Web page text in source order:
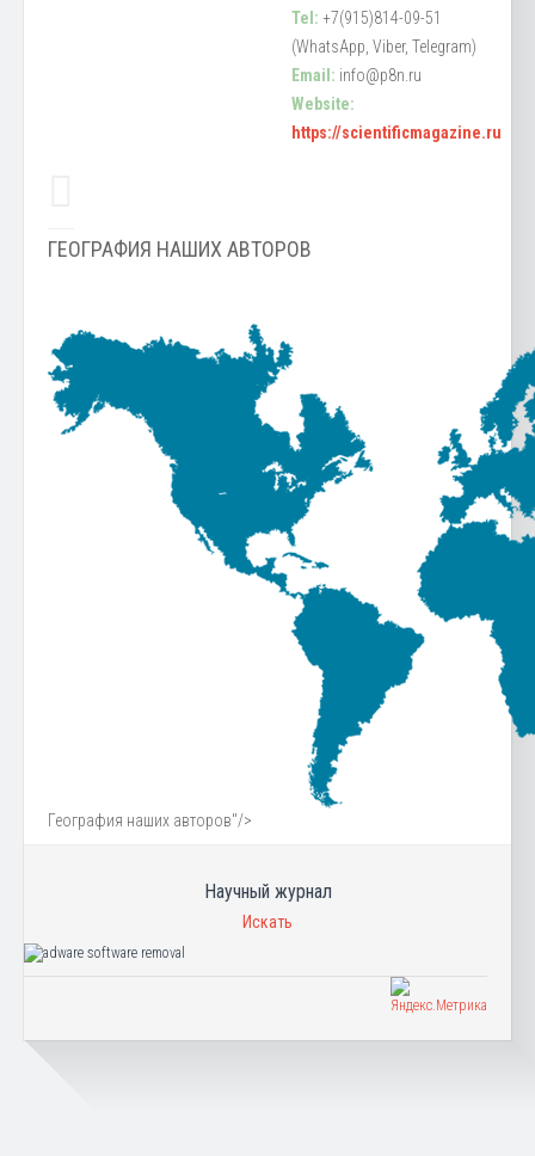
Tel: +7(915)814-09-51
(WhatsApp, Viber, Telegram)
Email: info@p8n.ru
Website:
https://scientificmagazine.ru
ГЕОГРАФИЯ НАШИХ АВТОРОВ
География наших авторов"/>
Научный журнал
Искать